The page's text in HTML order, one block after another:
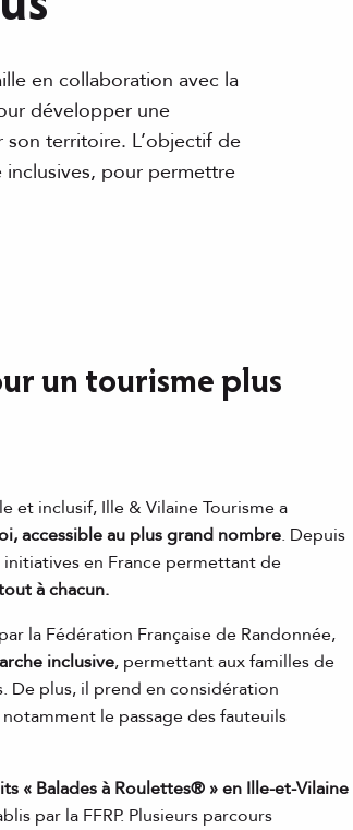
en collaboration avec la
développer une
territoire. L’objectif de
pour permettre
un tourisme plus
inclusif, Ille & Vilaine Tourisme a
accessible au plus grand nombre. Depuis
initiatives en France permettant de
à chacun.
la Fédération Française de Randonnée,
inclusive, permettant aux familles de
plus, il prend en considération
le passage des fauteuils
« Balades à Roulettes® » en Ille-et-Vilaine
par la FFRP. Plusieurs parcours